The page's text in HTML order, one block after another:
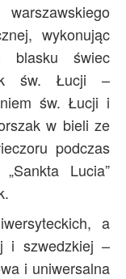
wykonując
blasku świec
św. Łucji –
św. Łucji i
w bieli ze
podczas
Lucia”
a
i szwedzkiej –
i uniwersalna